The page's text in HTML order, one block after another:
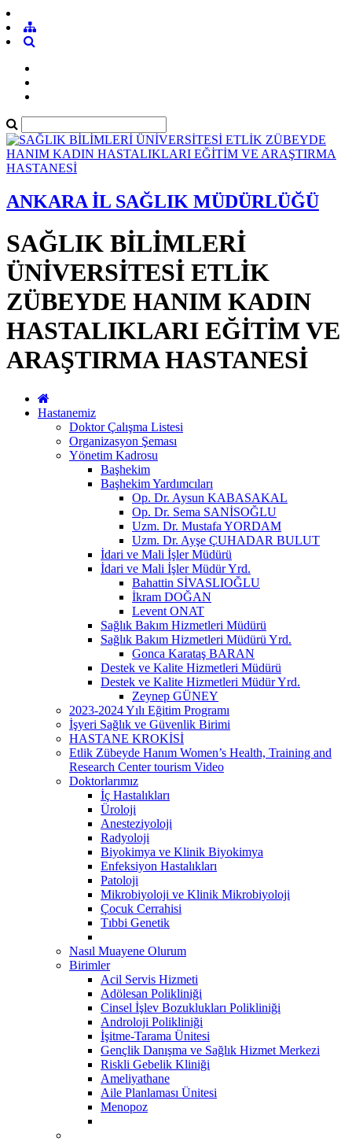
ANKARA İL SAĞLIK MÜDÜRLÜĞÜ
SAĞLIK BİLİMLERİ
ÜNİVERSİTESİ ETLİK
ZÜBEYDE HANIM KADIN
HASTALIKLARI EĞİTİM VE
ARAŞTIRMA HASTANESİ
Hastanemiz
Doktor Çalışma Listesi
Organizasyon Şeması
Yönetim Kadrosu
Başhekim
Başhekim Yardımcıları
Op. Dr. Aysun KABASAKAL
Op. Dr. Sema SANİSOĞLU
Uzm. Dr. Mustafa YORDAM
Uzm. Dr. Ayşe ÇUHADAR BULUT
İdari ve Mali İşler Müdürü
İdari ve Mali İşler Müdür Yrd.
Bahattin SİVASLIOĞLU
İkram DOĞAN
Levent ONAT
Sağlık Bakım Hizmetleri Müdürü
Sağlık Bakım Hizmetleri Müdürü Yrd.
Gonca Karataş BARAN
Destek ve Kalite Hizmetleri Müdürü
Destek ve Kalite Hizmetleri Müdür Yrd.
Zeynep GÜNEY
2023-2024 Yılı Eğitim Programı
İşyeri Sağlık ve Güvenlik Birimi
HASTANE KROKİSİ
Etlik Zübeyde Hanım Women’s Health, Training and
Research Center tourism Video
Doktorlarımız
İç Hastalıkları
Üroloji
Anesteziyoloji
Radyoloji
Biyokimya ve Klinik Biyokimya
Enfeksiyon Hastalıkları
Patoloji
Mikrobiyoloji ve Klinik Mikrobiyoloji
Çocuk Cerrahisi
Tıbbi Genetik
Nasıl Muayene Olurum
Birimler
Acil Servis Hizmeti
Adölesan Polikliniği
Cinsel İşlev Bozuklukları Polikliniği
Androloji Polikliniği
İşitme-Tarama Ünitesi
Gençlik Danışma ve Sağlık Hizmet Merkezi
Riskli Gebelik Kliniği
Ameliyathane
Aile Planlaması Ünitesi
Menopoz